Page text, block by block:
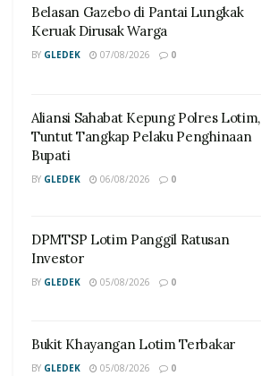
Belasan Gazebo di Pantai Lungkak
Keruak Dirusak Warga
BY GLEDEK 07/08/2026 0
Aliansi Sahabat Kepung Polres Lotim,
Tuntut Tangkap Pelaku Penghinaan
Bupati
BY GLEDEK 06/08/2026 0
DPMTSP Lotim Panggil Ratusan
Investor
BY GLEDEK 05/08/2026 0
Bukit Khayangan Lotim Terbakar
BY GLEDEK 05/08/2026 0